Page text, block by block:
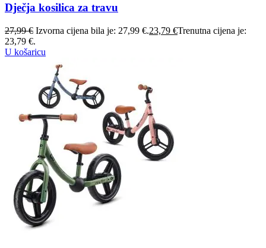
Dječja kosilica za travu
27,99€ Izvorna cijena bila je: 27,99 €.23,79 €Trenutna cijena je:
23,79 €.
U košaricu